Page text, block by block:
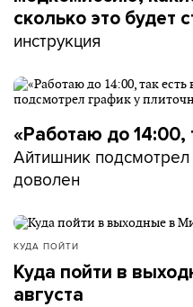
сколько это будет
инструкция
«Работаю до 14:00,
Айтишник подсмотрел
доволен
КУДА ПОЙТИ
Куда пойти в
августа